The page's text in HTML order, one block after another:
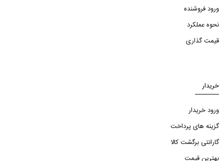
ورود فروشنده
نحوه عملکرد
قیمت گذاری
خریدار
ورود خریدار
گزینه های پرداخت
گارانتی برگشت کالا
بهترین قیمت